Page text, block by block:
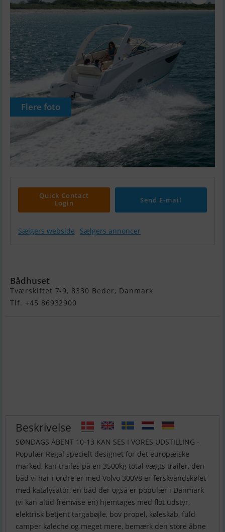
Flere foto
Quick Contact
Login
Send E-mail
Sælgers webside Sælgers annoncer
Bådhuset
Tværskiftet 7-9, 8330 Beder, Danmark
Tlf. +45 86932900
Beskrivelse
SØNDAGS ÅBENT 10-13 KAN SES I VORES UDSTILLING -
Populær Regal specielt designet for det europæiske
marked, kan trailes på en 3500kg total vægts trailer, den
båd vi har i ordre er med Volvo 300V8 er ferskvandskølet
med katalysator, en båd der også er populær i Danmark
(vi kan altid fremvise en) hjemtages med flot udstyr,
elektrisk betjent targabøjle, bov propel, køleskab, fuld
camper kaleche og meget mere, bemærk den store åbne